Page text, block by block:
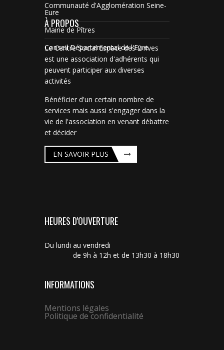
Communauté d'Agglomération Seine-
Eure
Mairie de Pîtres
Conseil Départemental de l'Eure
À PROPOS
Le Centre Social Espace des 2 rives
est une association d'adhérents qui
peuvent participer aux diverses
activités
Bénéficier d'un certain nombre de
services mais aussi s'engager dans la
vie de l'association en venant débattre
et décider
EN SAVOIR PLUS
HEURES D'OUVERTURE
Du lundi au vendredi
de 9h à 12h et de 13h30 à 18h30
INFORMATIONS
Mentions légales
Politique de confidentialité